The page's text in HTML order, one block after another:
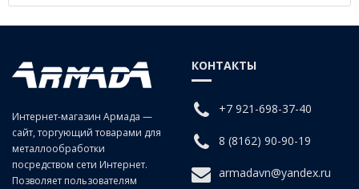
Серия:
Средняя
Материал:
Класс точности:
B (продольно-винтовой прокат)
Угол наклона спирали:
Интернет-магазин Армада —
сайт, торгующий товарами для
металлообработки
посредством сети Интернет.
Позволяет пользователям
КОНТАКТЫ
+7 921-698-37-40
8 (8162) 90-90-19
armadavn@yandex.ru